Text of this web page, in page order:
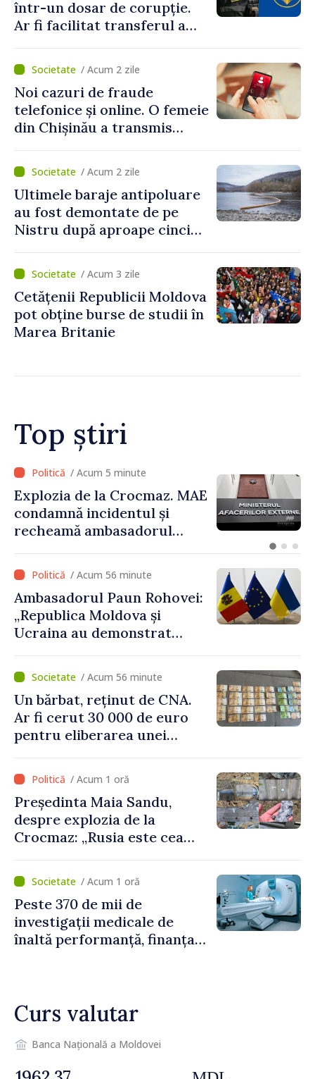
într-un dosar de corupție.
Ar fi facilitat transferul a
portofele electronice
/ Acum 2 zile
Noi cazuri de fraude
telefonice și online. O femeie
din Chișinău a transmis
/ Acum 2 zile
Ultimele baraje antipoluare
au fost demontate de pe
Nistru după aproape cinci
/ Acum 3 zile
Cetățenii Republicii Moldova
pot obține burse de studii în
Marea Britanie
Top știri
/ Acum 5 minute
Explozia de la Crocmaz. MAE
condamnă incidentul și
recheamă ambasadorul
Moscova pentru consultări
/ Acum 56 minute
Ambasadorul Paun Rohovei:
„Republica Moldova și
Ucraina au demonstrat
în procesul de integrare
europeană”/ Acum 56 minute
Un bărbat, reținut de CNA.
Ar fi cerut 30 000 de euro
pentru eliberarea unei
/ Acum 1 oră
Președinta Maia Sandu,
despre explozia de la
Crocmaz: „Rusia este cea
agresiune în Ucraina și
poartă întreaga vină pentru
pericolul adus la casele
oamenilor noștri”
/ Acum 1 oră
Peste 370 de mii de
investigații medicale de
înaltă performanță, finanțate
Curs valutar
Banca Națională a Moldovei